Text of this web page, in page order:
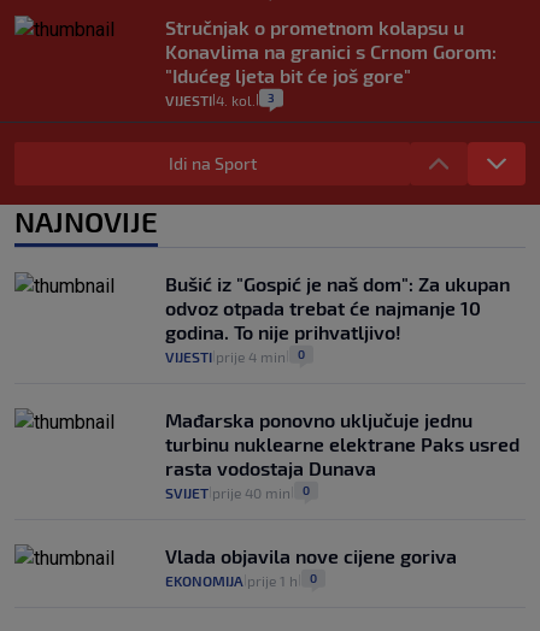
Stručnjak o prometnom kolapsu u
Konavlima na granici s Crnom Gorom:
"Idućeg ljeta bit će još gore"
VIJESTI 4. kol. 3
Iz Hrvatske u Italiju može se i preko
mora. Provjerili smo brodske linije i
2
rajčica košta deset eura: "Nećete ih
vidjeti na akcijama u trgovinama"
3. kol. 8
Idi na Sport
NAJNOVIJE
Bušić iz "Gospić je naš dom": Za ukupan
odvoz otpada trebat će najmanje 10
godina. To nije prihvatljivo!
VIJESTI prije 4 min 0
Mađarska ponovno uključuje jednu
turbinu nuklearne elektrane Paks usred
rasta vodostaja Dunava
SVIJET prije 40 min 0
Vlada objavila nove cijene goriva
EKONOMIJA prije 1 h 0